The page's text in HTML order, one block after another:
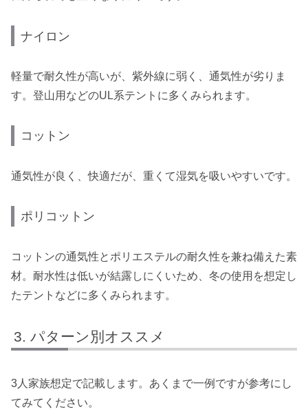
ナイロン
軽量で耐久性が高いが、紫外線に弱く、通気性が劣りま
す。登山用などのUL系テントに多くみられます。
コットン
通気性が良く、快適だが、重くて湿気を吸いやすいです。
ポリコットン
コットンの通気性とポリエステルの耐久性を兼ね備えた素
材。耐水性は低いが結露しにくいため、冬の使用を想定し
たテントなどに多くみられます。
パターン別オススメ
3人家族想定で記載します。あくまで一例ですが参考にし
てみてください。